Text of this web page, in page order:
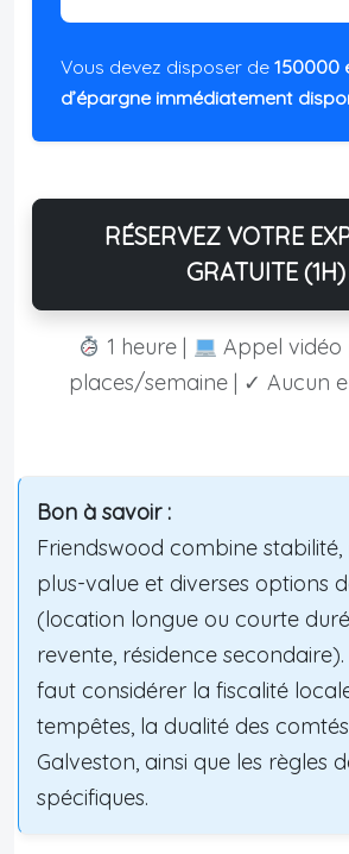
Vous devez disposer de 150000
d’épargne immédiatement
RÉSERVEZ VOTRE
GRATUITE (1H)
1 heure | Appel vidéo
places/semaine | ✓ Aucun
Bon à savoir :
Friendswood combine
plus-value et diverses options
(location longue ou courte
revente, résidence
faut considérer la fiscalité
tempêtes, la dualité des
Galveston, ainsi que les règles
spécifiques.